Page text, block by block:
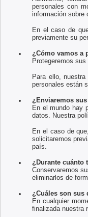
personales con
información sobre
En el caso de
previamente su
¿Cómo vamos a
Protegeremos
Para ello,
personales están
¿Enviaremos
En el mundo hay
datos. Nuestra
En el caso de
solicitaremos
país.
¿Durante cuánto
Conservaremos
eliminarlos de
¿Cuáles son sus
En cualquier
finalizada nuestra